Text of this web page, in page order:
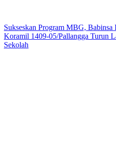
Sukseskan Program MBG, Babinsa
Koramil 1409-05/Pallangga Turun
Sekolah